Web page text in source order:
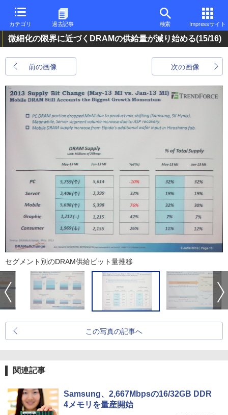
カテゴリ 過去記事 検索 Impressサイト
微細化の限界に近づくDRAMの供給量が減り始める(15/16)
前の画像 次の画像
セグメント別のDRAM供給ビット量推移
この写真の記事へ
関連記事
Samsung、2,667Mbpsの16/32GB DDR
4メモリを量産開始